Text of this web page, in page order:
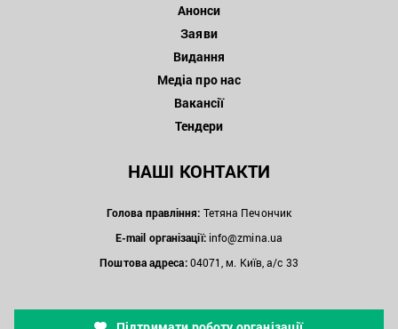
Анонси
Заяви
Видання
Медіа про нас
Вакансії
Тендери
НАШІ КОНТАКТИ
Голова правління: Тетяна Печончик
E-mail організації: info@zmina.ua
Поштова адреса:04071, м. Київ, а/с 33